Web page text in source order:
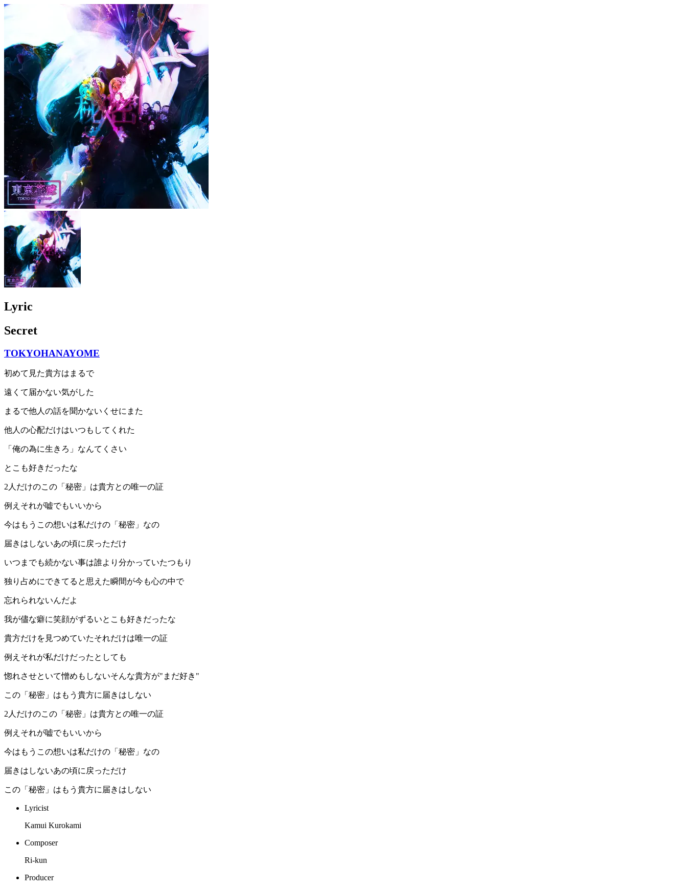
Lyric
Secret
TOKYOHANAYOME
初めて見た貴方はまるで
遠くて届かない気がした
まるで他人の話を聞かないくせにまた
他人の心配だけはいつもしてくれた
「俺の為に生きろ」なんてくさい
とこも好きだったな
2人だけのこの「秘密」は貴方との唯一の証
例えそれが嘘でもいいから
今はもうこの想いは私だけの「秘密」なの
届きはしないあの頃に戻っただけ
いつまでも続かない事は誰より分かっていたつもり
独り占めにできてると思えた瞬間が今も心の中で
忘れられないんだよ
我が儘な癖に笑顔がずるいとこも好きだったな
貴方だけを見つめていたそれだけは唯一の証
例えそれが私だけだったとしても
惚れさせといて憎めもしないそんな貴方が"まだ好き"
この「秘密」はもう貴方に届きはしない
2人だけのこの「秘密」は貴方との唯一の証
例えそれが嘘でもいいから
今はもうこの想いは私だけの「秘密」なの
届きはしないあの頃に戻っただけ
この「秘密」はもう貴方に届きはしない
Lyricist
Kamui Kurokami
Composer
Ri-kun
Producer